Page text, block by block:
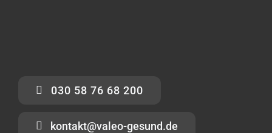
030 58 76 68 200
kontakt@valeo-gesund.de